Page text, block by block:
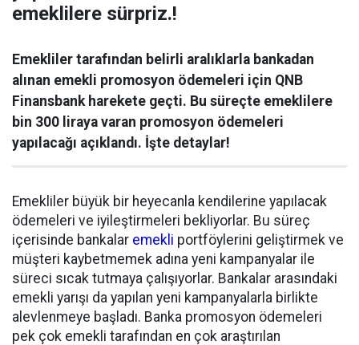
emeklilere sürpriz.!
Emekliler tarafından belirli aralıklarla bankadan
alınan emekli promosyon ödemeleri için QNB
Finansbank harekete geçti. Bu süreçte emeklilere
bin 300 liraya varan promosyon ödemeleri
yapılacağı açıklandı. İşte detaylar!
Emekliler büyük bir heyecanla kendilerine yapılacak
ödemeleri ve iyileştirmeleri bekliyorlar. Bu süreç
içerisinde bankalar emekli portföylerini geliştirmek ve
müşteri kaybetmemek adına yeni kampanyalar ile
süreci sıcak tutmaya çalışıyorlar. Bankalar arasındaki
emekli yarışı da yapılan yeni kampanyalarla birlikte
alevlenmeye başladı. Banka promosyon ödemeleri
pek çok emekli tarafından en çok araştırılan